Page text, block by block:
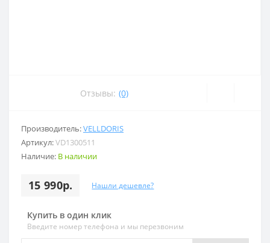
Отзывы: (0)
Производитель:VELLDORIS
Артикул:VD1300511
Наличие: В наличии
15 990р. Нашли дешевле?
Купить в один клик
Введите номер телефона и мы перезвоним